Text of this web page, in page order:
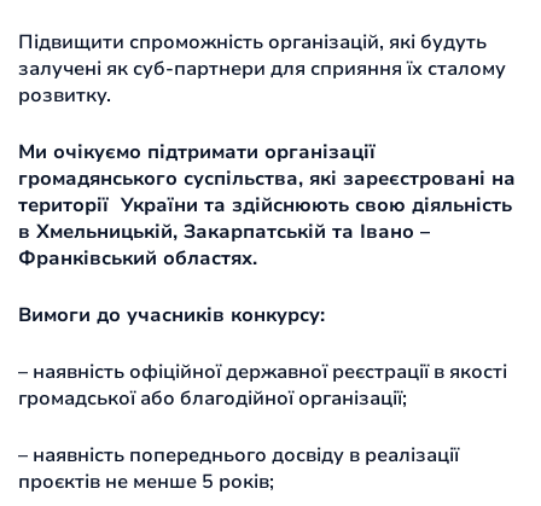
Підвищити спроможність організацій, які будуть
залучені як суб-партнери для сприяння їх сталому
розвитку.
Ми очікуємо підтримати організації
громадянського суспільства, які зареєстровані на
території України та здійснюють свою діяльність
в Хмельницькій, Закарпатській та Івано –
Франківський областях.
Вимоги до учасників конкурсу:
– наявність офіційної державної реєстрації в якості
громадської або благодійної організації;
– наявність попереднього досвіду в реалізації
проєктів не менше 5 років;